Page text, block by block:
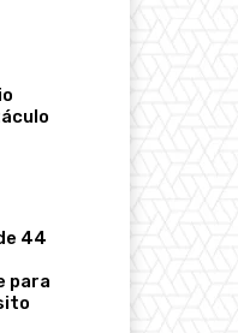
44
para